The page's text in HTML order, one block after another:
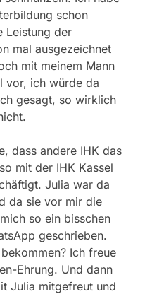
schon
Leistung der
mal ausgezeichnet
mit meinem Mann
vor, ich würde da
gesagt, so wirklich
dass andere IHK das
mit der IHK Kassel
Julia war da
da sie vor mir die
so ein bisschen
geschrieben.
Ich freue
Ehrung. Und dann
Julia mitgefreut und